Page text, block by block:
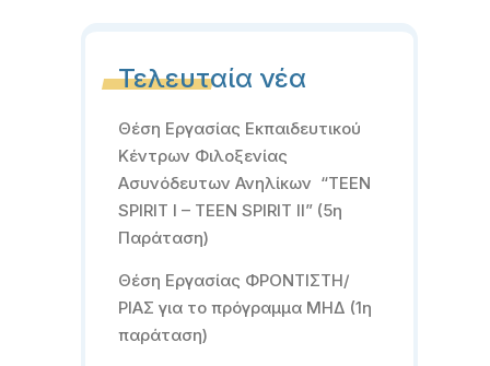
Τελευταία νέα
Θέση Εργασίας Εκπαιδευτικού
Κέντρων Φιλοξενίας
Ασυνόδευτων Ανηλίκων “TEEN
SPIRIT I – TEEN SPIRIT II” (5η
Παράταση)
Θέση Εργασίας ΦΡΟΝΤΙΣΤΗ/
ΡΙΑΣ για το πρόγραμμα ΜΗΔ (1η
παράταση)